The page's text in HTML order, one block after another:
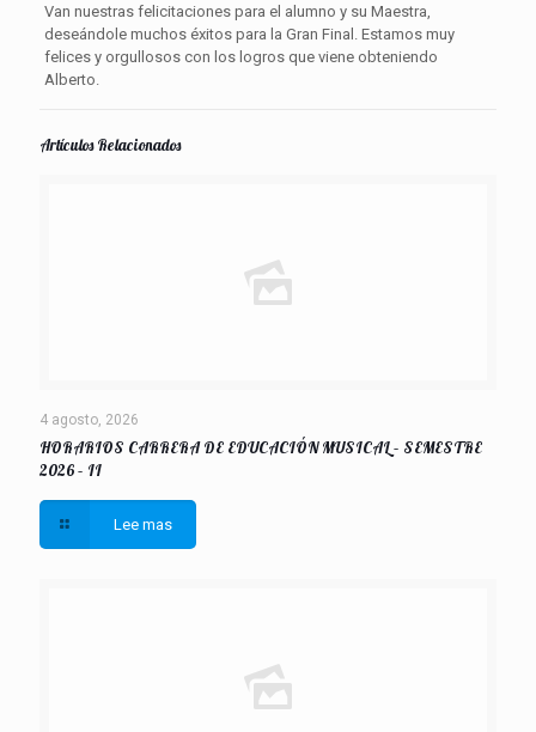
Van nuestras felicitaciones para el alumno y su Maestra,
deseándole muchos éxitos para la Gran Final. Estamos muy
felices y orgullosos con los logros que viene obteniendo
Alberto.
Artículos Relacionados
4 agosto, 2026
HORARIOS CARRERA DE EDUCACIÓN MUSICAL – SEMESTRE
2026 – II
Lee mas